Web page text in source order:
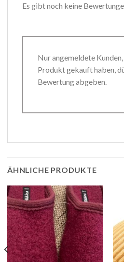
Es gibt noch keine
Nur angemeldete
Produkt gekauft haben,
Bewertung abgeben.
ÄHNLICHE PRODUKTE